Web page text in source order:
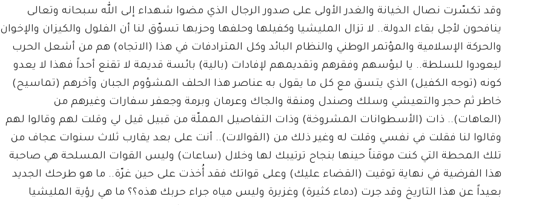
وقد تكسّرت نصال الخيانة والغدر الأولى على صدور الرجال الذي مضوا شهداء إلى الله سبحانه وتعالى
ينافحون لأجل بقاء الدولة.. لا تزال المليشيا وكفيلها وحلفها وحزبها تسوّق لنا أن الفلول والكيزان والإخوان
والحركة الإسلامية والمؤتمر الوطني والنظام البائد وكل المترادفات في هذا (الاتجاه) هم من أشعل الحرب
ليعودوا للسلطة.. يا لبؤسهم وفقرهم وتقديمهم لإفادات (بالية) بائسة قديمة لا تقنع أحداً فهذا لا يعدو
كونه (توجه الكفيل) الذي يتسق مع كل ما يقول به عناصر هذا الحلف المشؤوم الجبان وآخرهم (تماسيح)
خاطر ثم حجر والتعيشي وسلك وصندل ومنقة والجاك وعرمان وبرمة وجعفر سفارات وغيرهم من
(العاهات).. ذات (الأسطوانات المشروخة) وذات التفاصيل المملّة من قبيل قيل لي وقلت لهم وقالوا لهم
وقالوا لنا فقلت في نفسي وقلت له وغير ذلك من (القوالات).. أنت على بعد يقارب ثلاث سنوات عجاف من
تلك المحطة التي كنت موقناً حينها بنجاح ترتيبك لها وخلال (ساعات) وليس القوات المسلحة هي صاحبة
هذا الفرضية في نهاية توقيت (القضاء عليك) وعلى قواتك فقد أُخذت على حين غرّة.. ما هو طرحك الجديد
بعيداً عن هذا التاريخ وقد جرت (دماء كثيرة) وغزيرة وليس مياه جراء حربك هذه؟؟ ما هي رؤية المليشيا